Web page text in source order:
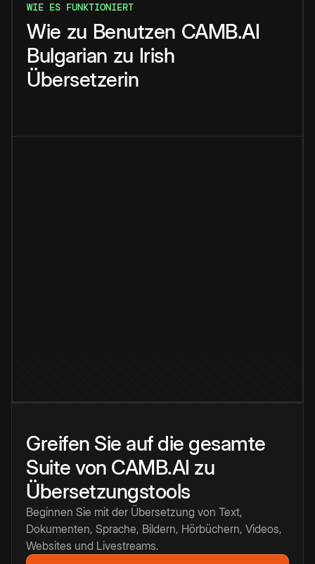
WIE ES FUNKTIONIERT
Wie zu Benutzen CAMB.AI
Bulgarian zu Irish
Übersetzerin
Greifen Sie auf die gesamte
Suite von CAMB.AI zu
Übersetzungstools
Beginnen Sie mit der Übersetzung von Text,
Dokumenten, Sprache, Bildern, Hörbüchern, Videos,
Websites und Livestreams.